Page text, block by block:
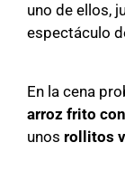
uno de ellos,
espectáculo
En la cena
arroz frito
unos rollitos